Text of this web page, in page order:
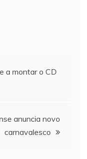
a montar o CD
anuncia novo
carnavalesco